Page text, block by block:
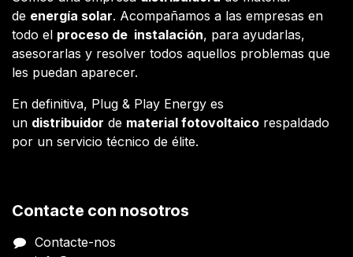
de energía solar. Acompañamos a las empresas en
todo el proceso de instalación, para ayudarlas,
asesorarlas y resolver todos aquellos problemas que
les puedan aparecer.
En definitiva, Plug & Play Energy es
un distribuidor de material fotovoltaico respaldado
por un servicio técnico de élite.
Contacte con nosotros
Contacte-nos